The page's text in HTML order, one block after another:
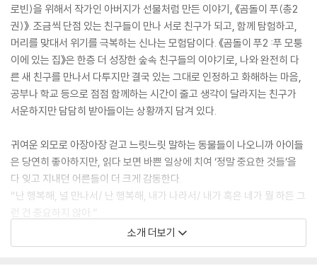
로빈)을 위해서 작가인 아버지가 선물처럼 만든 이야기, 《곰돌이 푸(총2
권)》. 조금씩 단점 있는 친구들이 만나 서로 친구가 되고, 함께 탐험하고,
머리를 맞대서 위기를 극복하는 신나는 모험담이다. 《곰돌이 푸2 :푸 모퉁
이에 있는 집》은 한층 더 성장한 숲속 친구들의 이야기로, 나와 완전히 다
른 새 친구를 만나서 다투지만 결국 있는 그대로 인정하고 화해하는 마음,
공부나 학교 등으로 점점 함께하는 시간이 줄고 생각이 달라지는 친구가
서운하지만 담담히 받아들이는 상황까지 담겨 있다.
귀여운 외모로 아장아장 걷고 느릿느릿 말하는 동물들이 나오니까 아이들
은 당연히 좋아하지만, 읽다 보면 바쁜 일상에 치여 ‘정말 중요한 것들’을
다 잊고 지내던 어른들이 더 크게 감동한다.
“난 행복해, 널 만나서/ 난 행복해, 내가 나라서/ 내가 혹은 네가 뭘 하든 그
런 건 중요하지 않아.”
“난 아무것도 안 하는 게 좋아. 계속 걸으면서, 들리지 않는 것들에 귀 기울
이고, 애쓰지 않는 거.”
소개 더보기